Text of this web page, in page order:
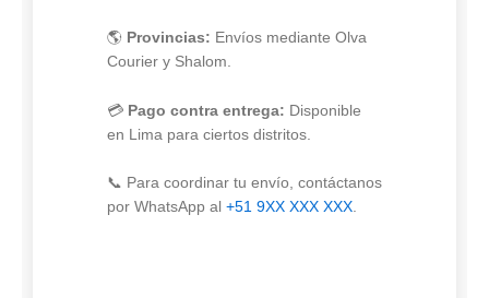
🌎 Provincias: Envíos mediante Olva
Courier y Shalom.
💳 Pago contra entrega: Disponible
en Lima para ciertos distritos.
📞 Para coordinar tu envío, contáctanos
por WhatsApp al +51 9XX XXX XXX.